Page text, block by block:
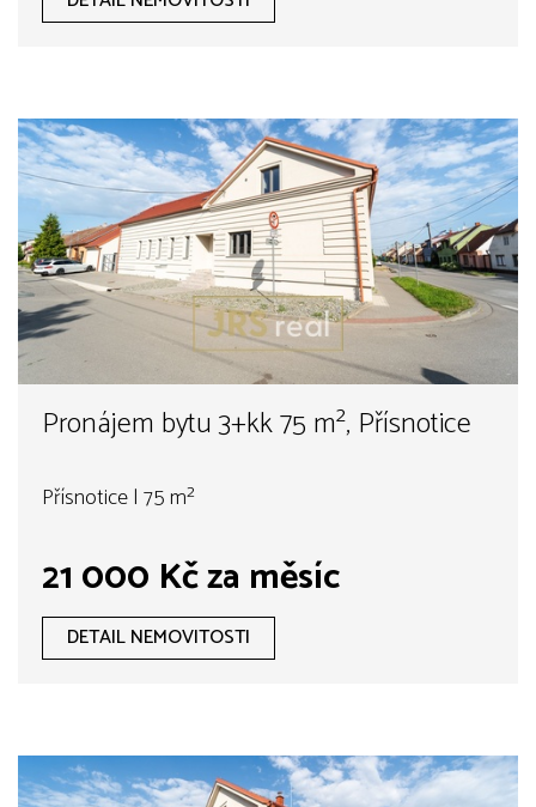
Pronájem bytu 3+kk 75 m², Přísnotice
Přísnotice | 75 m²
21 000 Kč za měsíc
DETAIL NEMOVITOSTI